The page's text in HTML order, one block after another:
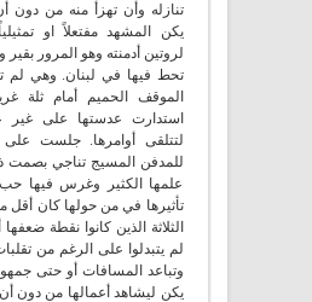
تنازله وأن تهزأ منه من دون
يكن المشهد مفتعلاً او
لروتين أدمنته وهو المرور
تحط فيها في لبنان. وهي لم
الموقف الحميم أمام ثلة
استدارت عدستها على غير
لتتلقى أوامرها. جلست على
للمدفن المسيج تناجي بصمت
علمها الكثير وغرس فيها حب
تأثيرها في من حولها كان أقل
الثلاثة الذين كانوا نقطة
لم يتبدلوا على الرغم من
وتباعد المسافات أو حتى
يكن ليشاهد أعمالها من دون